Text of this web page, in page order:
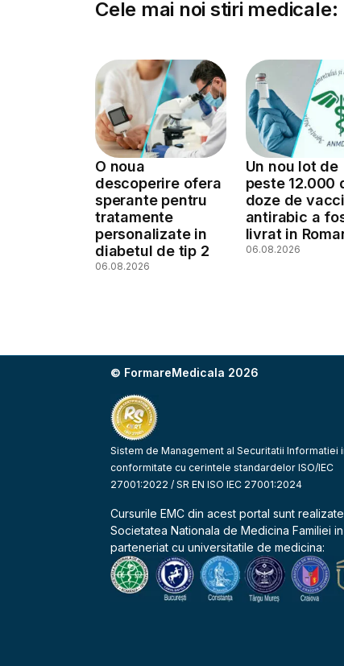
Cele mai noi stiri medicale:
O noua
descoperire ofera
sperante pentru
tratamente
personalizate in
diabetul de tip 2
06.08.2026
Un nou lot de
peste 12.000
doze de
antirabic a
livrat in
06.08.2026
© FormareMedicala 2026
Sistem de Management al Securitatii Informatiei
conformitate cu cerintele standardelor ISO/IEC
27001:2022 / SR EN ISO IEC 27001:2024
Cursurile EMC din acest portal sunt
Societatea Nationala de Medicina Familiei in
parteneriat cu universitatile de medicina: